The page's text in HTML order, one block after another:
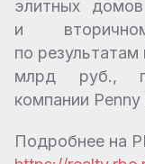
элитных
и
по
млрд руб.,
компании Penny
Подробнее на